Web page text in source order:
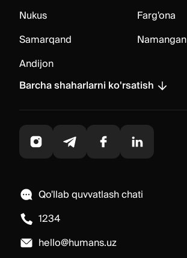
Qo'llab quvvatlash chati
1234
hello@humans.uz
Nukus
Samarqand
Andijon
Farg'ona
Namangan
Barcha shaharlarni ko'rsatish